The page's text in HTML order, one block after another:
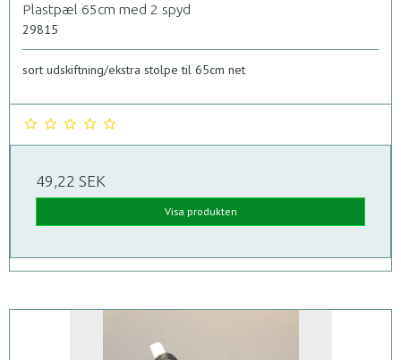
Plastpæl 65cm med 2 spyd
29815
sort udskiftning/ekstra stolpe til 65cm net
49,22 SEK
Visa produkten